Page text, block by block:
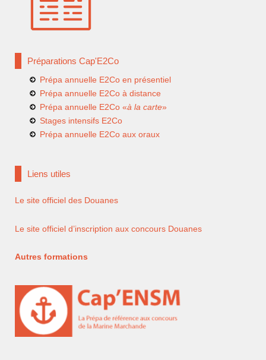
Préparations Cap'E2Co
Prépa annuelle E2Co en présentiel
Prépa annuelle E2Co à distance
Prépa annuelle E2Co «à la carte»
Stages intensifs E2Co
Prépa annuelle E2Co aux oraux
Liens utiles
Le site officiel des Douanes
Le site officiel d’inscription aux concours Douanes
Autres formations